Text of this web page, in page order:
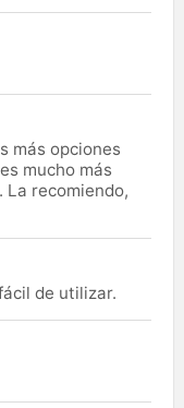
más opciones
mucho más
La recomiendo,
de utilizar.